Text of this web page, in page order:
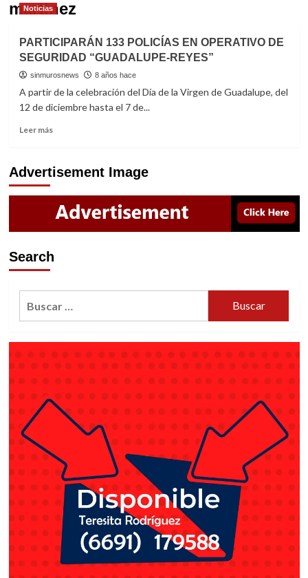
martinez
Noticias
PARTICIPARÁN 133 POLICÍAS EN OPERATIVO DE
SEGURIDAD “GUADALUPE-REYES”
sinmurosnews 8 años hace
A partir de la celebración del Día de la Virgen de Guadalupe, del
12 de diciembre hasta el 7 de...
Leer másRead
PARTICIPARÁN
133
POLICÍAS
EN
OPERATIVO
DE
“GUADALUPE-
Advertisement Image
Search